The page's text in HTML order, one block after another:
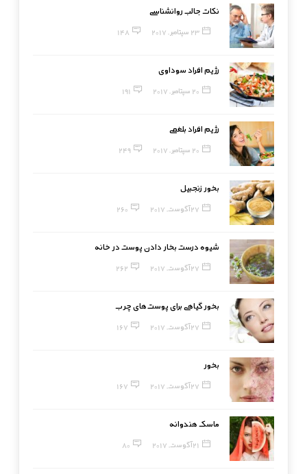
نکات جالب روانشناسی
23 سپتامبر, 2017 148
رژیم افراد سوداوی
20 سپتامبر, 2017 191
رژیم افراد بلغمی
20 سپتامبر, 2017 249
بخور زنجبیل
27 آگوست, 2017 260
شیوه درست بخار دادن پوست در خانه
27 آگوست, 2017 262
بخور گیاهی برای پوست‌های چرب
27 آگوست, 2017 167
بخور
27 آگوست, 2017 167
ماسک هندوانه
21 آگوست, 2017 80